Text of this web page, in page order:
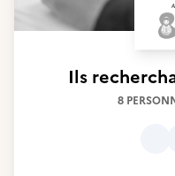
Ils
8